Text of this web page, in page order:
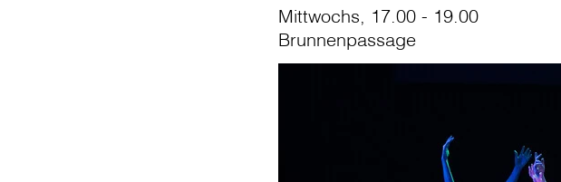
Mittwochs, 17.00 - 19.00
Brunnenpassage